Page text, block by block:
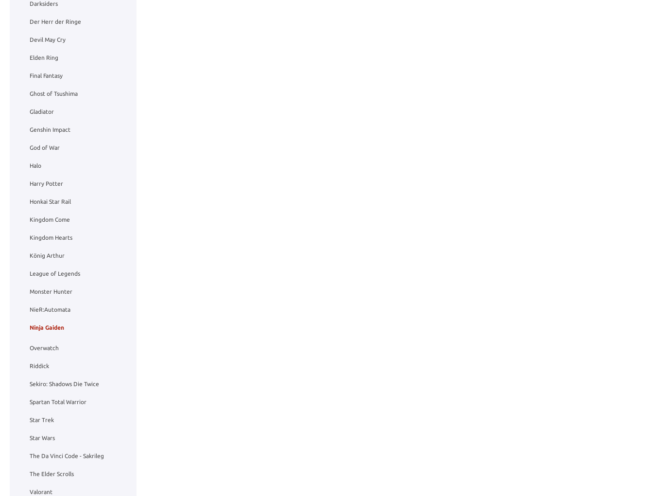
Darksiders
Der Herr der Ringe
Devil May Cry
Elden Ring
Final Fantasy
Ghost of Tsushima
Gladiator
Genshin Impact
God of War
Halo
Harry Potter
Honkai Star Rail
Kingdom Come
Kingdom Hearts
König Arthur
League of Legends
Monster Hunter
NieR:Automata
Ninja Gaiden
Overwatch
Riddick
Sekiro: Shadows Die Twice
Spartan Total Warrior
Star Trek
Star Wars
The Da Vinci Code - Sakrileg
The Elder Scrolls
Valorant